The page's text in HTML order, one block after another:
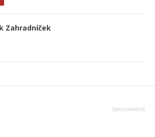
Zahradníček